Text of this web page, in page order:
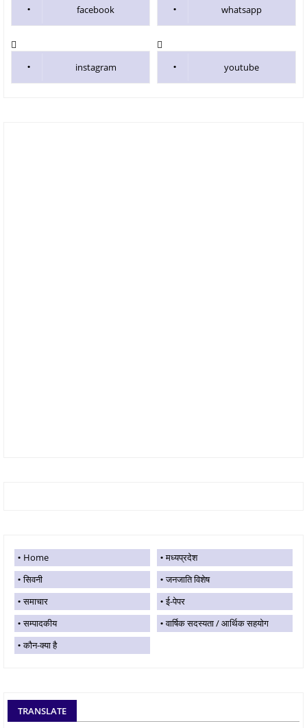
facebook whatsapp
instagram youtube
Home
मध्यप्रदेश
सिवनी
जनजाति विशेष
समाचार
ई-पेपर
सम्पादकीय
वार्षिक सदस्यता / आर्थिक सहयोग
कौन-क्या है
TRANSLATE